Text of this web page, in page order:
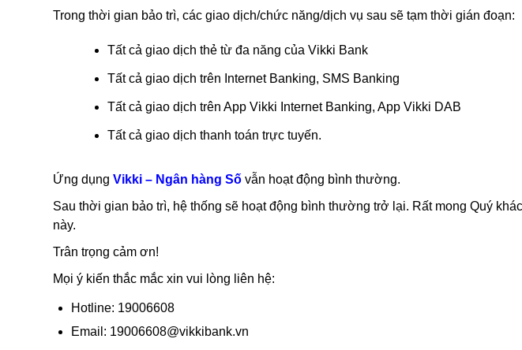
Trong thời gian bảo trì, các giao dịch/chức năng/dịch vụ sau sẽ tạm thời gián đoạn:
Tất cả giao dịch thẻ từ đa năng của Vikki Bank
Tất cả giao dịch trên Internet Banking, SMS Banking
Tất cả giao dịch trên App Vikki Internet Banking, App Vikki DAB
Tất cả giao dịch thanh toán trực tuyến.
Ứng dụng Vikki – Ngân hàng Số vẫn hoạt động bình thường.
Sau thời gian bảo trì, hệ thống sẽ hoạt động bình thường trở lại. Rất mong Quý
này.
Trân trọng cảm ơn!
Mọi ý kiến thắc mắc xin vui lòng liên hệ:
Hotline: 19006608
Email: 19006608@vikkibank.vn